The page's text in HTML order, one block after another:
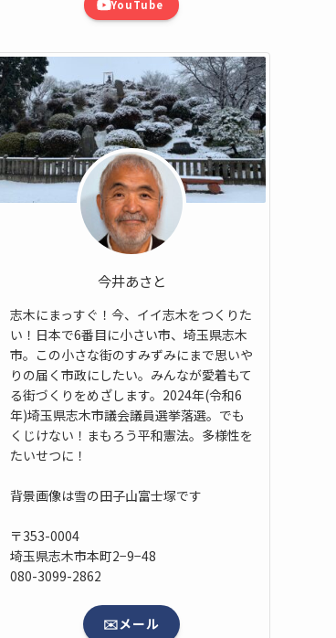
YouTube
今井あさと
志木にまっすぐ！今、イイ志木をつくりた
い！日本で6番目に小さい市、埼玉県志木
市。この小さな街のすみずみにまで思いや
りの届く市政にしたい。みんなが愛着もて
る街づくりをめざします。2024年(令和6
年)埼玉県志木市議会議員選挙落選。でも
くじけない！まもろう平和憲法。多様性を
たいせつに！
背景画像は雪の田子山富士塚です
〒353-0004
埼玉県志木市本町2−9−48
080-3099-2862
✉️メール